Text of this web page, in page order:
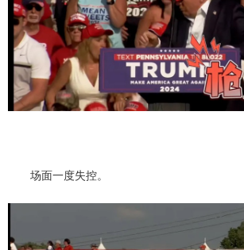
场面一度失控。